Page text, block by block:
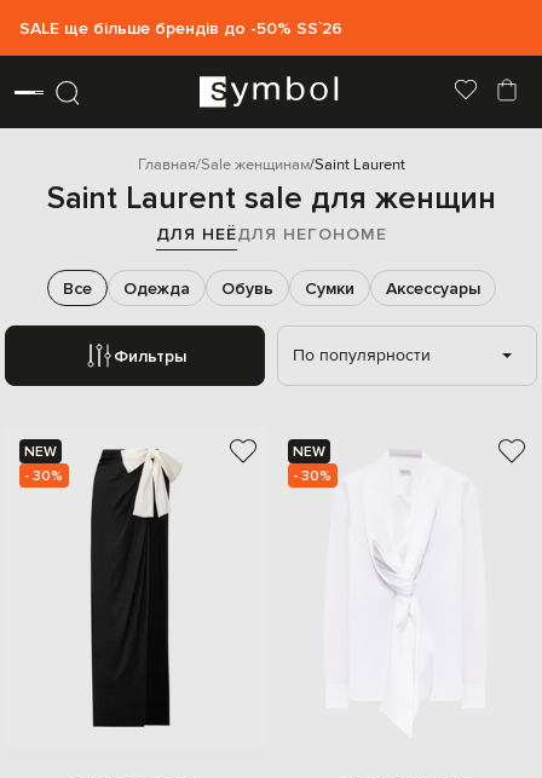
SALE ще більше брендів до -50% SS`26
Главная Sale женщинам Saint Laurent
Saint Laurent sale для женщин
ДЛЯ НЕЁДЛЯ НЕГОHOME
Фильтры
Все Одежда Обувь Сумки Аксессуары
По популярности
NEW
- 30%
NEW
- 30%